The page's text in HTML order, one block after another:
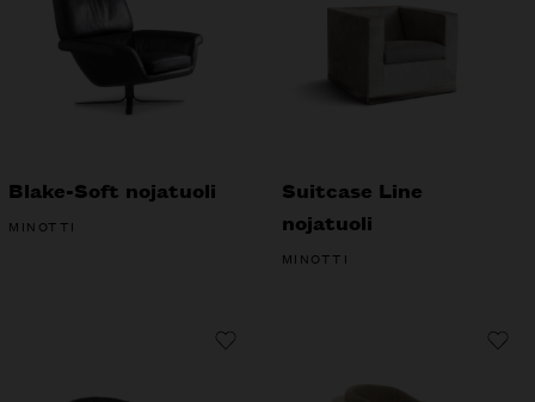
Blake-Soft nojatuoli
MINOTTI
Suitcase Line
nojatuoli
MINOTTI